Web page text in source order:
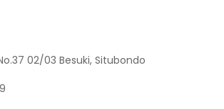
02/03 Besuki, Situbondo